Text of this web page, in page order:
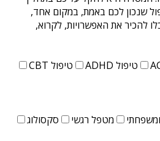
שנכון לכם באמת, במקום אחד,
להכיר את האפשרויות, לקרוא,
טיפול ADHD
טיפול CBT
מטפל רגשי
סקסולוג